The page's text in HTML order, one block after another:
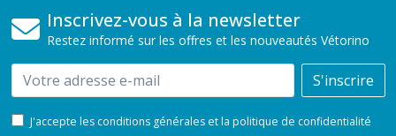
Inscrivez-vous à la newsletter
Restez informé sur les offres et les nouveautés Vétorino
Email S'inscrire
J'accepte les conditions générales et la politique de confidentialité